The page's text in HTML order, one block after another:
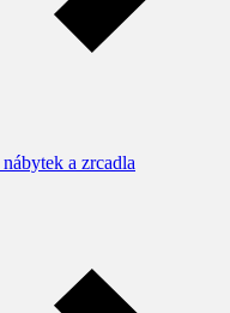
a zrcadla